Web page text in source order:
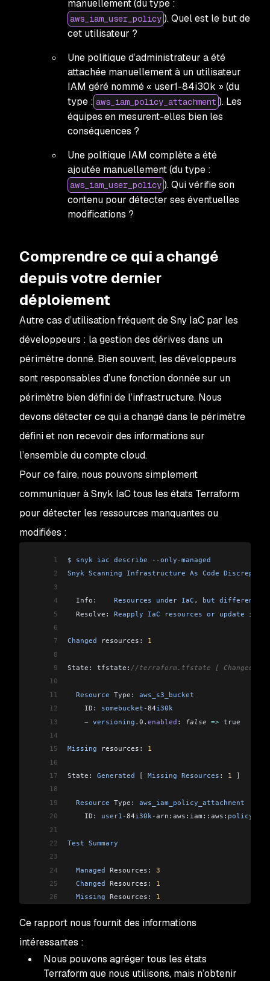
manuellement (du type :
aws_iam_user_policy ). Quel est le but de
cet utilisateur ?
Une politique d’administrateur a été
attachée manuellement à un utilisateur
IAM géré nommé « user1-84i30k » (du
type : aws_iam_policy_attachment ). Les
équipes en mesurent-elles bien les
conséquences ?
Une politique IAM complète a été
ajoutée manuellement (du type :
aws_iam_user_policy ). Qui vérifie son
contenu pour détecter ses éventuelles
modifications ?
Comprendre ce qui a changé
depuis votre dernier
déploiement
Autre cas d’utilisation fréquent de Sny IaC par les
développeurs : la gestion des dérives dans un
périmètre donné. Bien souvent, les développeurs
sont responsables d’une fonction donnée sur un
périmètre bien défini de l’infrastructure. Nous
devons détecter ce qui a changé dans le périmètre
défini et non recevoir des informations sur
l’ensemble du compte cloud.
Pour ce faire, nous pouvons simplement
communiquer à Snyk IaC tous les états Terraform
pour détecter les ressources manquantes ou
modifiées :
1 $ snyk iac describe --only -managed
2
Snyk Scanning Infrastructure As Code
3
4
  Info:
Resources under IaC , but different
5
  Resolve:
Reapply IaC resources or update into
6
7
Changed resources: 1
8
9
State: tfstate: //terraform.tfstate [ Changed
10
11
  Resource
Type: aws_s3_bucket
12
    ID:
somebucket -84i30k
13
    ~
versioning .0. enabled : false => true
14
15
Missing resources: 1
16
17
State: Generated [ Missing Resources : 1 ]
18
19
  Resource
Type: aws_iam_policy_attachment
20
    ID:
user1 -84i30k-arn:aws:iam::aws: policy
21
22
Test Summary
23
24
  Managed
Resources: 3
25
  Changed
Resources: 1
26
  Missing
Resources: 1
28
  IaC
Coverage: 75 %
Ce rapport nous fournit des informations
intéressantes :
Nous pouvons agréger tous les états
Terraform que nous utilisons, mais n’obtenir